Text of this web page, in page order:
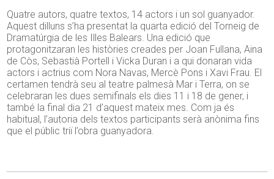
Quatre autors, quatre textos, 14 actors i un sol guanyador.
Aquest dilluns s’ha presentat la quarta edició del Torneig de
Dramatúrgia de les Illes Balears. Una edició que
protagonitzaran les històries creades per Joan Fullana, Aina
de Còs, Sebastià Portell i Vicka Duran i a qui donaran vida
actors i actrius com Nora Navas, Mercè Pons i Xavi Frau. El
certamen tendrà seu al teatre palmesà Mar i Terra, on se
celebraran les dues semifinals els dies 11 i 18 de gener, i
també la final dia 21 d’aquest mateix mes. Com ja és
habitual, l’autoria dels textos participants serà anònima fins
que el públic triï l’obra guanyadora.